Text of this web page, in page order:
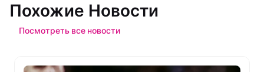
Похожие Новости
Посмотреть все новости